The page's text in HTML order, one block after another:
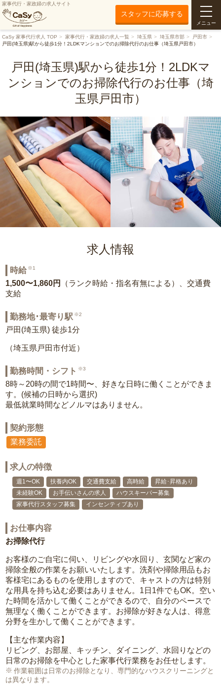
家事代行・家政婦の求人サイト
スタッフに応募する
メニュー
CaSy 家事代行求人 TOP 家事代行・家政婦の求人一覧 埼玉県 埼玉県市部
戸田市
戸田(埼玉県)駅から徒歩1分！2LDKマンションでのお掃除代行のお仕事（埼玉県戸田市）
戸田(埼玉県)駅から徒歩1分！2LDKマ
ンションでのお掃除代行のお仕事（埼
玉県戸田市）
求人情報
時給 ※1
1,500〜1,860円
（ランク時給・指名有無による）、交通費
支給
勤務地･最寄り駅 ※2
戸田(埼玉県) 徒歩1分
（埼玉県戸田市付近）
勤務時間・シフト ※3
8時～20時の間で1時間〜、好きな日時に働くことができま
す。(候補の日時から選択)
最低就業時間などノルマはありません。
契約形態
業務委託
求人の特徴
週1〜OK 扶養内OK 交通費支給 高時給
昇給･昇格あり
未経験OK
お手伝いさんの求人
ハウスキーパー募集
家事代行スタッフ募集
インセンティブあり
お仕事内容
お掃除代行
お客様のご自宅に伺い、リビングや水回り、玄関など家の
掃除全般の作業をお願いいたします。洗剤や掃除用品もお
客様宅にあるものを使用しますので、キャストの方は特別
な用具を持ち込む必要はありません。1日1件でもOK。空い
た時間を活かして働くことができるので、自分のペースで
無理なく働くことができます。お掃除が好きな人は、得意
分野を生かして働くことができます。
【主な作業内容】
リビング、お部屋、キッチン、ダイニング、水回りなどの
日常のお掃除を中心とした家事代行業務をお任せします。
作業範囲は日常のお掃除となり、専門的なハウスクリーニングと
は異なります。